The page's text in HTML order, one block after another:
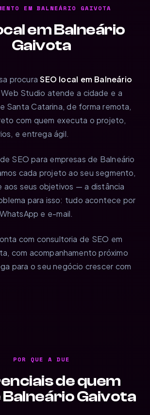
EM BALNEÁRIO GAIVOTA
em Balneário
Gaivota
procuraSEO local em Balneário
Web Studio atende a cidade e a
Santa Catarina, de forma remota,
com quem executa o projeto,
e entrega ágil.
SEO para empresas de Balneário
cada projeto ao seu segmento,
aos seus objetivos — a distância
para isso: tudo acontece por
e e-mail.
com consultoria de SEO em
com acompanhamento próximo
para o seu negócio crescer com
POR QUE A DUE
de quem
Gaivota